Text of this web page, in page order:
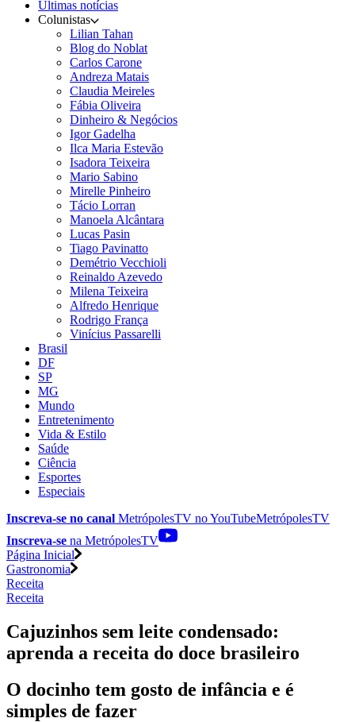
Últimas notícias
Colunistas
Lilian Tahan
Blog do Noblat
Carlos Carone
Andreza Matais
Claudia Meireles
Fábia Oliveira
Dinheiro & Negócios
Igor Gadelha
Ilca Maria Estevão
Isadora Teixeira
Mario Sabino
Mirelle Pinheiro
Tácio Lorran
Manoela Alcântara
Lucas Pasin
Tiago Pavinatto
Demétrio Vecchioli
Reinaldo Azevedo
Milena Teixeira
Alfredo Henrique
Rodrigo França
Vinícius Passarelli
Brasil
DF
SP
MG
Mundo
Entretenimento
Vida & Estilo
Saúde
Ciência
Esportes
Especiais
Inscreva-se no canal MetrópolesTV noYouTubeMetrópolesTV
Inscreva-se na MetrópolesTV
Página Inicial
Gastronomia
Receita
Receita
Cajuzinhos sem leite condensado:
aprenda a receita do doce brasileiro
O docinho tem gosto de infância e é
simples de fazer